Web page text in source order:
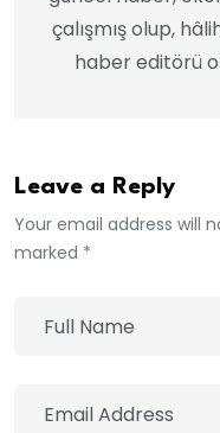
çalışmış olup,
haber editörü
Leave a Reply
Your email address will
marked *